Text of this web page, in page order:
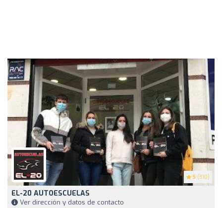
5 (310)
EL-20 AUTOESCUELAS
Ver dirección y datos de contacto